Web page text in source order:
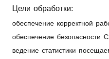
Цели обработки:
обеспечение корректной
обеспечение безопасности
ведение статистики